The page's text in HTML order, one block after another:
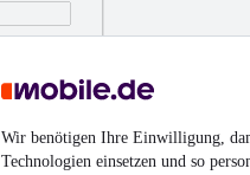
Wir benötigen Ihre Einwilligung,
Technologien einsetzen und so